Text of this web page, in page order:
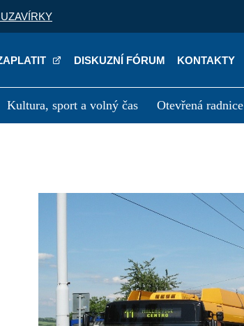
DISKUZNÍ FÓRUM KONTAKTY
Kultura, sport a volný čas Otevřená radnice